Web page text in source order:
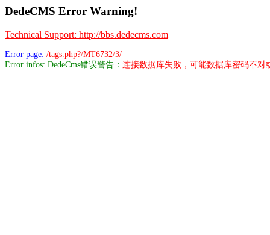
DedeCMS Error Warning!
Technical Support: http://bbs.dedecms.com
Error page: /tags.php?/MT6732/3/
Error infos: DedeCms错误警告： 连接数据库失败，可能数据库密码不对